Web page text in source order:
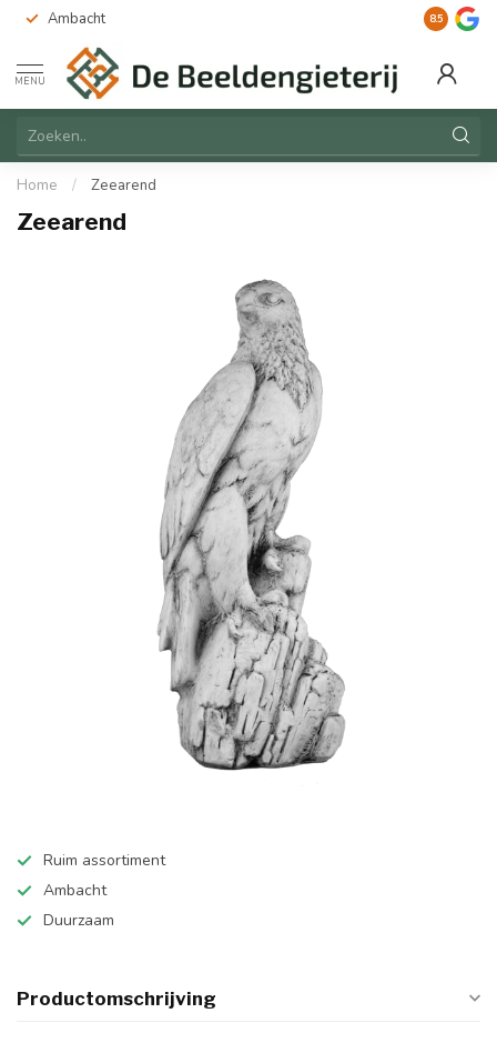
Ambacht Duurzaam
8.5
MENU
Home / Zeearend
Zeearend
Ruim assortiment
Ambacht
Duurzaam
Productomschrijving